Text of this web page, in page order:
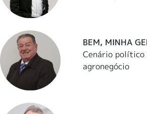
BEM, MINHA
Cenário político
agronegócio